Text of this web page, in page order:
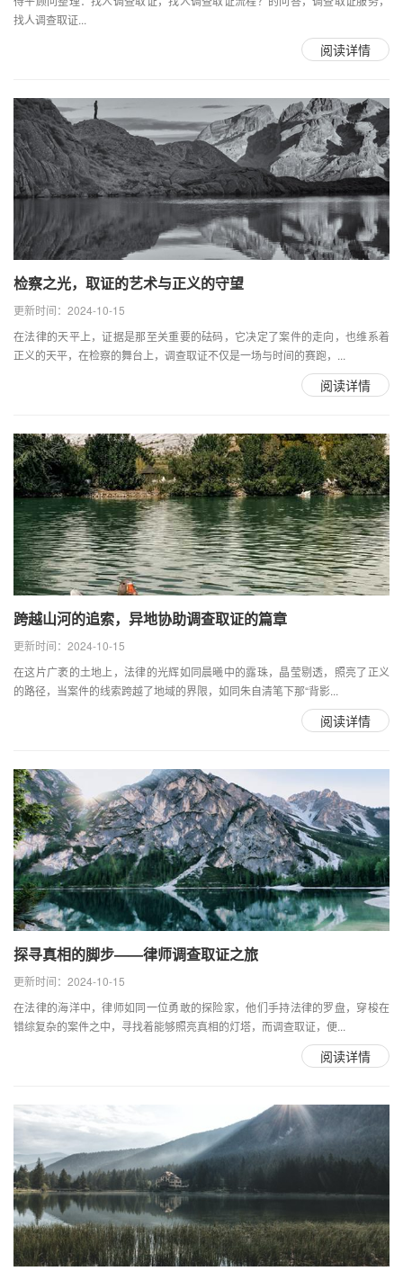
找人调查取证...
阅读详情
检察之光，取证的艺术与正义的守望
更新时间：2024-10-15
在法律的天平上，证据是那至关重要的砝码，它决定了案件的走向，也维系着
正义的天平，在检察的舞台上，调查取证不仅是一场与时间的赛跑，...
阅读详情
跨越山河的追索，异地协助调查取证的篇章
更新时间：2024-10-15
在这片广袤的土地上，法律的光辉如同晨曦中的露珠，晶莹剔透，照亮了正义
的路径，当案件的线索跨越了地域的界限，如同朱自清笔下那“背影...
阅读详情
探寻真相的脚步——律师调查取证之旅
更新时间：2024-10-15
在法律的海洋中，律师如同一位勇敢的探险家，他们手持法律的罗盘，穿梭在
错综复杂的案件之中，寻找着能够照亮真相的灯塔，而调查取证，便...
阅读详情